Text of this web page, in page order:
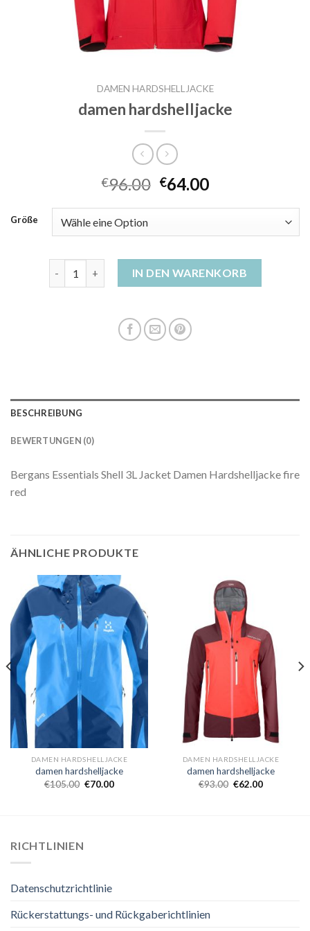
DAMEN HARDSHELLJACKE
damen hardshelljacke
€96.00 €64.00
Größe
damen hardshelljacke MengeIN DEN WARENKORB
BESCHREIBUNG
BEWERTUNGEN (0)
Bergans Essentials Shell 3L Jacket Damen Hardshelljacke fire
red
ÄHNLICHE PRODUKTE
DAMEN HARDSHELLJACKE
damen hardshelljacke
€105.00 €70.00
DAMEN HARDSHELLJACKE
damen hardshelljacke
€93.00 €62.00
RICHTLINIEN
Datenschutzrichtlinie
Rückerstattungs- und Rückgaberichtlinien